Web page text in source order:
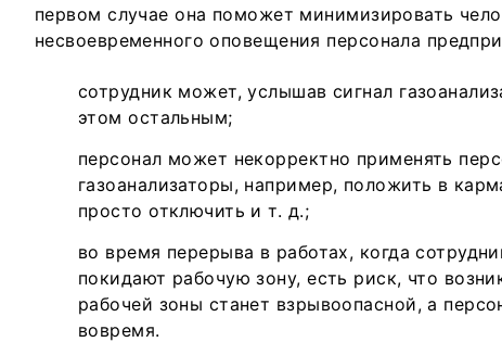
первом случае она поможет минимизировать
несвоевременного оповещения персонала
сотрудник может, услышав сигнал
этом остальным;
персонал может некорректно применять
газоанализаторы, например, положить в
просто отключить и т. д.;
во время перерыва в работах, когда
покидают рабочую зону, есть риск, что
рабочей зоны станет взрывоопасной, а
вовремя.